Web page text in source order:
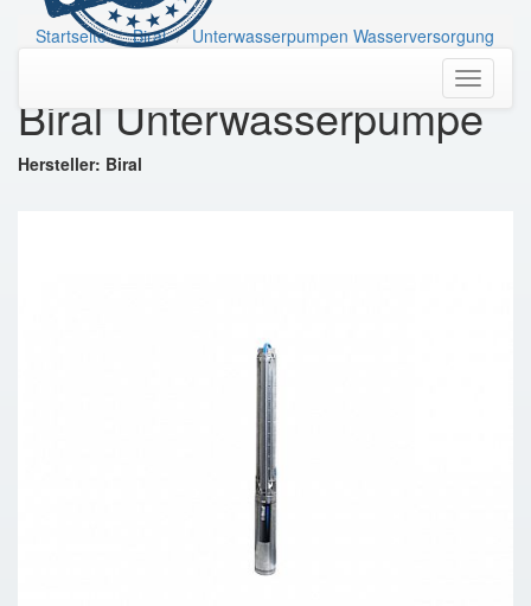
Toggle
Startseite Biral
Unterwasserpumpen Wasserversorgung
Biral Unterwasserpumpe
Hersteller: Biral